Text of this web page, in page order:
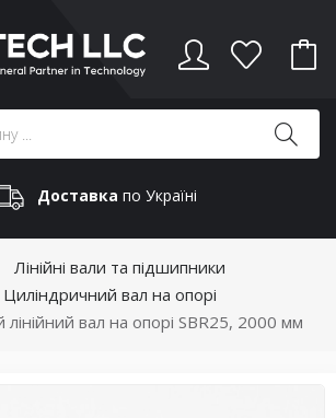
Доставка по Україні
Лінійні вали та підшипники
Циліндричний вал на опорі
вал на опорі SBR25, 2000 мм